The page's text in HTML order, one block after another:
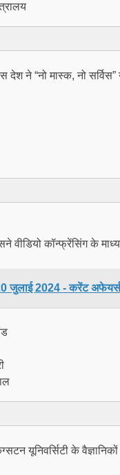
देश ने “नो मास्क, नो सर्विस”
वीडियो कॉन्फ्रेंसिंग के
जुलाई 2024 - करेंट अफेयर्स
यूनिवर्सिटी के